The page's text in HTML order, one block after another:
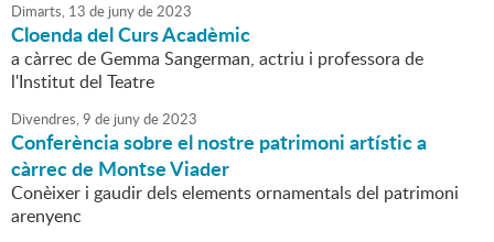
Dimarts, 13 de junyde2023
Cloenda del Curs Acadèmic
a càrrec de Gemma Sangerman, actriu i professora de
l'Institut del Teatre
Divendres,9 de junyde2023
Conferència sobre el nostre patrimoni artístic a
càrrec de Montse Viader
Conèixer i gaudir dels elements ornamentals del patrimoni
arenyenc